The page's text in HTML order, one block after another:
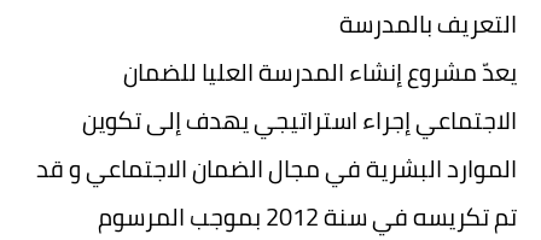
التعريف بالمدرسة
يعدّ مشروع إنشاء المدرسة العليا للضمان
الاجتماعي إجراء استراتيجي يهدف إلى تكوين
الموارد البشرية في مجال الضمان الاجتماعي و قد
تم تكريسه في سنة 2012 بموجب المرسوم